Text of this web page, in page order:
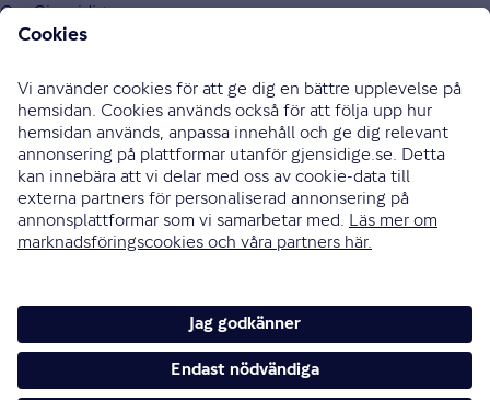
Om Gjensidige
Jobba hos oss
Press och media
Investor relations
Samarbetspartners
0771-326 326
Bli uppringd
Skriv till oss
Instagram
Cookies och säkerhet
Hantering av personuppgifter